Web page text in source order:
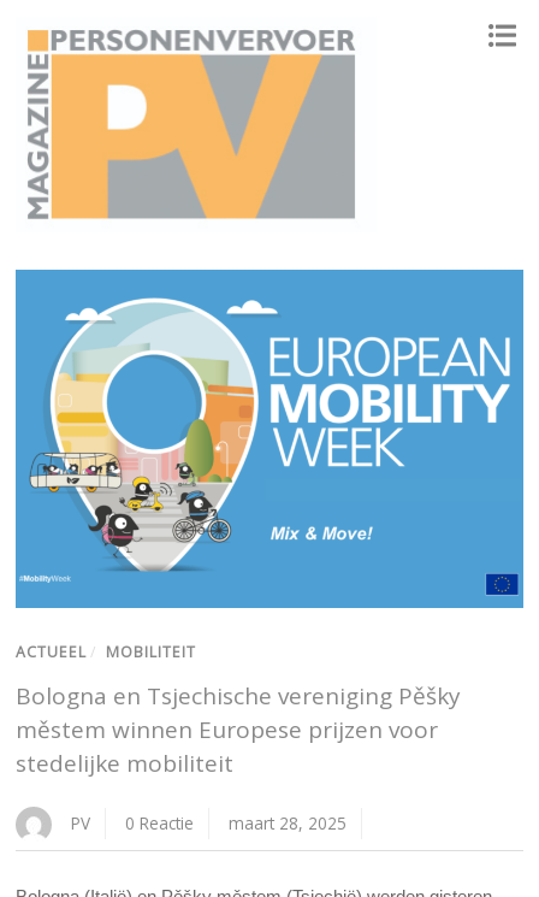
ACTUEEL / MOBILITEIT
Bologna en Tsjechische vereniging Pěšky
městem winnen Europese prijzen voor
stedelijke mobiliteit
PV 0 Reactie maart 28, 2025